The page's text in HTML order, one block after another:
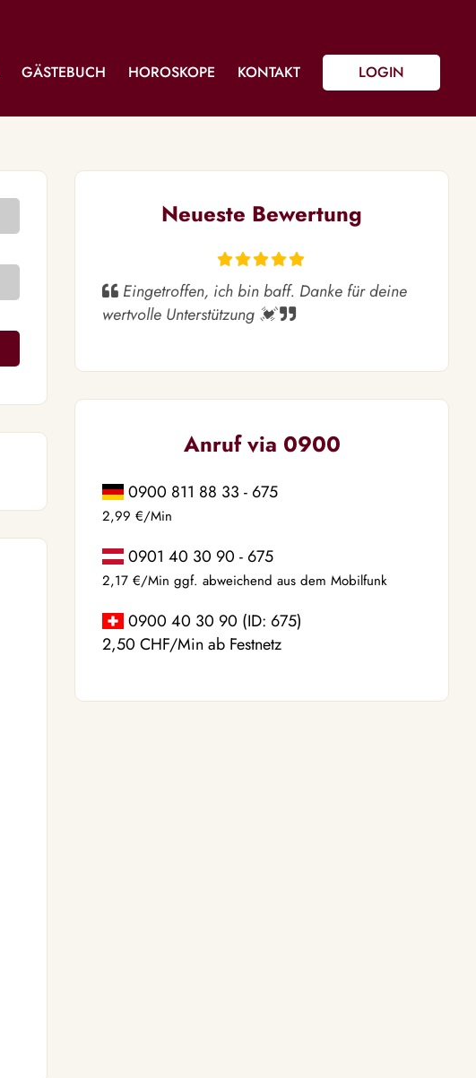
GÄSTEBUCH HOROSKOPE KONTAKT LOGIN
Neueste Bewertung
Eingetroffen, ich bin baff. Danke für deine
wertvolle Unterstützung 💓
Anruf via 0900
0900 811 88 33 - 675
2,99 €/Min
0901 40 30 90 - 675
2,17 €/Min ggf. abweichend aus dem Mobilfunk
0900 40 30 90 (ID: 675)
2,50 CHF/Min ab Festnetz